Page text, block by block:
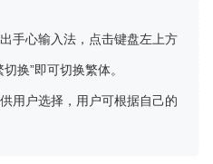
手心输入法，点击键盘左上方
换”即可切换繁体。
用户选择，用户可根据自己的